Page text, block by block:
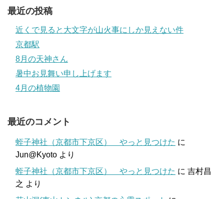
最近の投稿
近くで見ると大文字が山火事にしか見えない件
京都駅
8月の天神さん
暑中お見舞い申し上げます
4月の植物園
最近のコメント
蛭子神社（京都市下京区） やっと見つけた に
Jun@Kyoto より
蛭子神社（京都市下京区） やっと見つけた に 吉村昌
之 より